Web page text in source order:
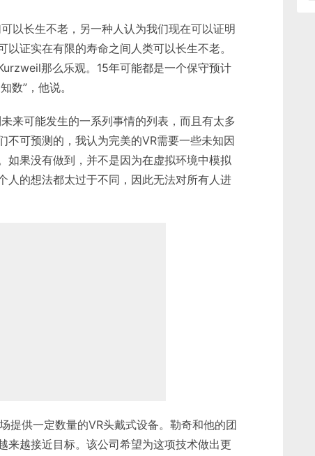
以长生不老，另一种人认为我们现在可以证明
证实在有限的寿命之间人类可以长生不老。
那么乐观。15年可能都是一个保守预计
数”，他说。
来可能发生的一系列事情的列表，而且有太多
不可预测的，我认为完美的VR需要一些未知因
如果没有做到，并不是因为在虚拟环境中模拟
人的想法都太过于不同，因此无法对所有人进
提供一定数量的VR头戴式设备。勒奇和他的团
来越接近目标。该公司希望为这项技术做出更